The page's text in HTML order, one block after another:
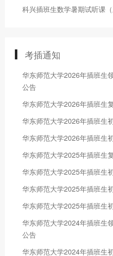
科兴插班生数学暑期试听课（
考插通知
华东师范大学2026年插班生
公告
华东师范大学2026年插班生
华东师范大学2026年插班生
华东师范大学2026年插班生
华东师范大学2025年插班生
华东师范大学2025年插班生
华东师范大学2025年插班生
华东师范大学2025年插班生
华东师范大学2024年插班生
公告
华东师范大学2024年插班生